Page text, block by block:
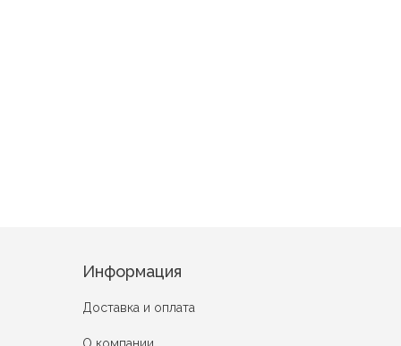
Информация
Доставка и оплата